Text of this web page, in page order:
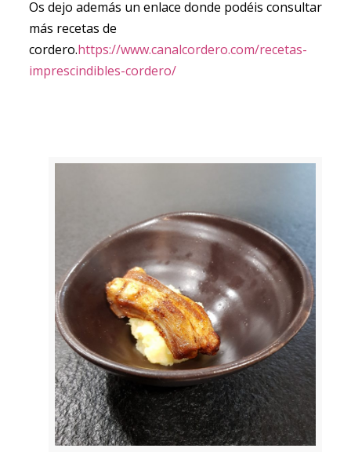
Os dejo además un enlace donde podéis consultar
más recetas de
cordero.https://www.canalcordero.com/recetas-
imprescindibles-cordero/